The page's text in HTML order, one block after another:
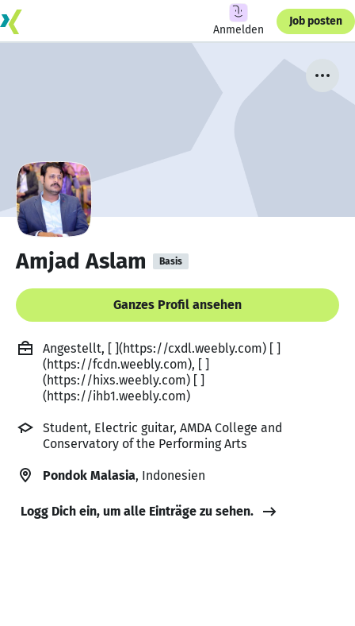
Anmelden
Job posten
Amjad Aslam Basis
Ganzes Profil ansehen
Angestellt, [ ](https://cxdl.weebly.com) [ ]
(https://fcdn.weebly.com), [ ]
(https://hixs.weebly.com) [ ]
(https://ihb1.weebly.com)
Student, Electric guitar, AMDA College and
Conservatory of the Performing Arts
Pondok Malasia, Indonesien
Logg Dich ein, um alle Einträge zu sehen.